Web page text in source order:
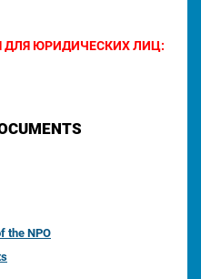
ЮРИДИЧЕСКИХ ЛИЦ:
the NPO